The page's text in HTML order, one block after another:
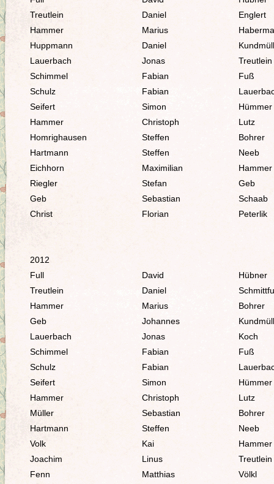
Treutlein
Daniel
Englert
Hammer
Marius
Huppmann
Daniel
Lauerbach
Jonas
Treutlein
Schimmel
Fabian
Fuß
Schulz
Fabian
Seifert
Simon
Hümmer
Hammer
Christoph
Lutz
Homrighausen
Steffen
Bohrer
Hartmann
Steffen
Neeb
Eichhorn
Maximilian
Hammer
Riegler
Stefan
Geb
Geb
Sebastian
Schaab
Christ
Florian Peterlik
2012
Full
David
Hübner
Treutlein
Daniel
Hammer
Marius
Bohrer
Geb
Johannes
Lauerbach
Jonas
Koch
Schimmel
Fabian
Fuß
Schulz
Fabian
Seifert
Simon
Hümmer
Hammer
Christoph
Lutz
Müller
Sebastian
Bohrer
Hartmann
Steffen
Neeb
Volk
Kai
Hammer
Joachim
Linus
Treutlein
Fenn
Matthias
Völkl